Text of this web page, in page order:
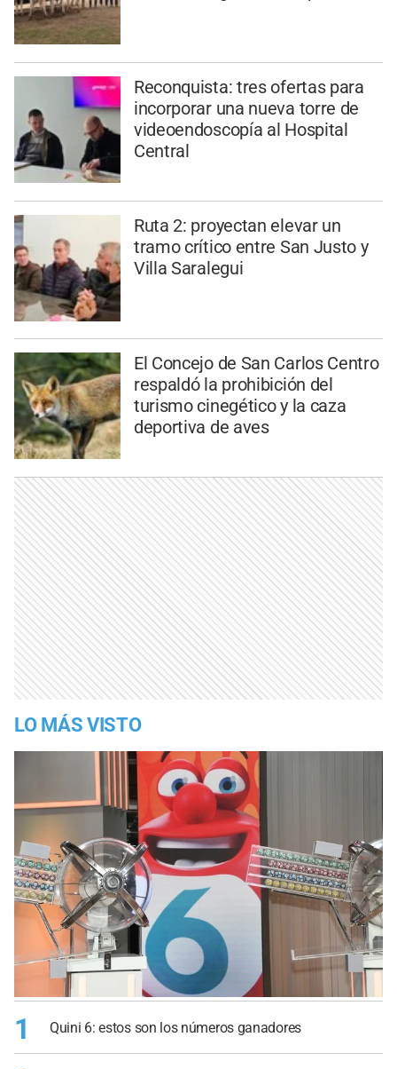
Reconquista: tres ofertas para
incorporar una nueva torre de
videoendoscopía al Hospital
Central
Ruta 2: proyectan elevar un
tramo crítico entre San Justo y
Villa Saralegui
El Concejo de San Carlos Centro
respaldó la prohibición del
turismo cinegético y la caza
deportiva de aves
LO MÁS VISTO
1 Quini 6: estos son los números ganadores